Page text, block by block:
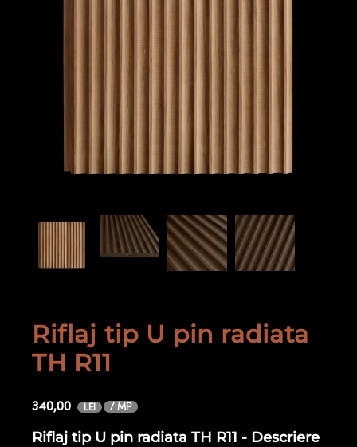
Riflaj tip U pin radiata
TH R11
340,00 LEI / MP
Riflaj tip U pin radiata TH R11 - Descriere